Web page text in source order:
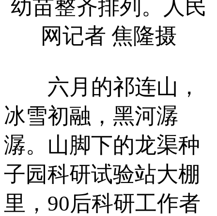
幼苗整齐排列。人民
网记者 焦隆摄
六月的祁连山，
冰雪初融，黑河潺
潺。山脚下的龙渠种
子园科研试验站大棚
里，90后科研工作者